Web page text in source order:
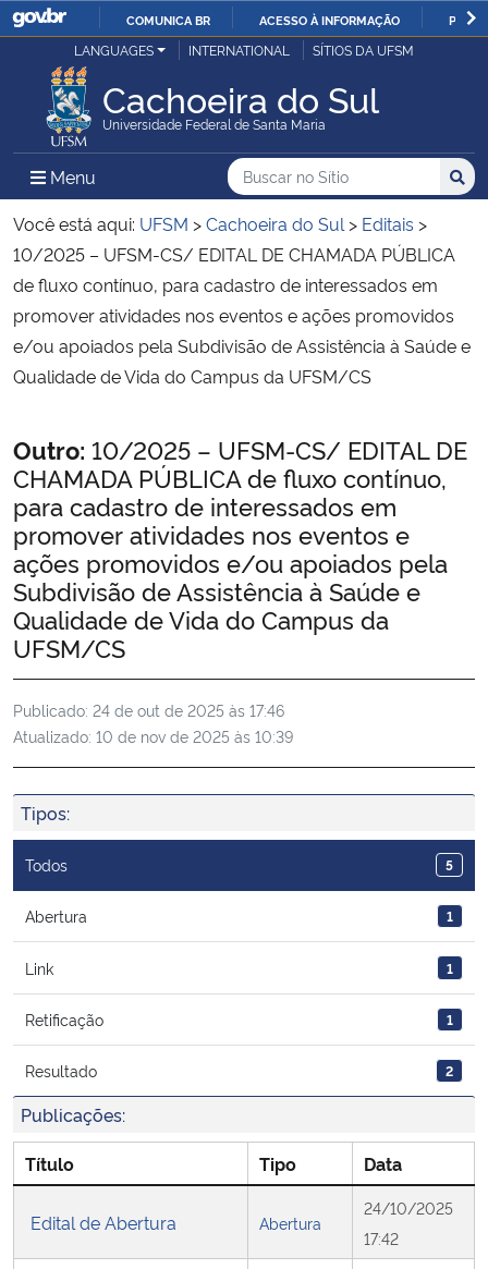
IR
O
COMUNICA BR ACESSO À INFORMAÇÃO
Ministério da Justiça e Segurança Pública
Ministério da Defesa
Ministério das Relações Exteriores
Ministério da Economia
Ministério da Infraestrutura
Ministério da Agricultura, Pecuária e Abastecimento
Ministério da Educação
Ministério da Cidadania
Ministério da Saúde
Ministério de Minas e Energia
Ministério da Ciência, Tecnologia, Inovações e Comunicações
Ministério do Meio Ambiente
Ministério do Turismo
Controladoria-Geral da União
Ministério da Mulher, da Família e dos Direitos Humanos
Secretaria-Geral
Secretaria de Governo
Gabinete de Segurança Institucional
Banco Central do Brasil
LANGUAGES INTERNATIONAL SÍTIOS DA UFSM
Cachoeira do Sul
Universidade Federal de Santa Maria
Menu Menu Principal do Sítio
Busca
Buscar no no Sítio
Busca:
Você está aqui: UFSM >Cachoeira do Sul > Editais >
10/2025 – UFSM-CS/ EDITAL DE CHAMADA PÚBLICA
de fluxo contínuo, para cadastro de interessados em
promover atividades nos eventos e ações promovidos
e/ou apoiados pela Subdivisão de Assistência à Saúde e
Qualidade de Vida do Campus da UFSM/CS
Início do conteúdo
Outro: 10/2025 – UFSM-CS/ EDITAL DE
CHAMADA PÚBLICA de fluxo contínuo,
para cadastro de interessados em
promover atividades nos eventos e
ações promovidos e/ou apoiados pela
Subdivisão de Assistência à Saúde e
Qualidade de Vida do Campus da
UFSM/CS
Publicado: 24 de out de 2025 às 17:46
Atualizado: 10 de nov de 2025 às 10:39
Tipos:
Todos 5
Abertura 1
Link 1
Retificação 1
Resultado 2
Publicações:
Título Tipo Data
Edital de Abertura Abertura
24/10/2025
17:42